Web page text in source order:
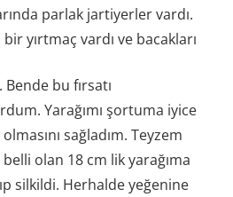
parlak jartiyerler vardı.
yırtmaç vardı ve bacakları
bu fırsatı
Yarağımı şortuma iyice
sağladım. Teyzem
belli olan 18 cm lik yarağıma
silkildi. Herhalde yeğenine